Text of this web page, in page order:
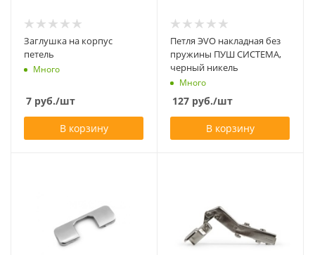
Заглушка на корпус
петель
Много
7 руб./шт
В корзину
Петля ЭVO накладная без
пружины ПУШ СИСТЕМА,
черный никель
Много
127 руб./шт
В корзину